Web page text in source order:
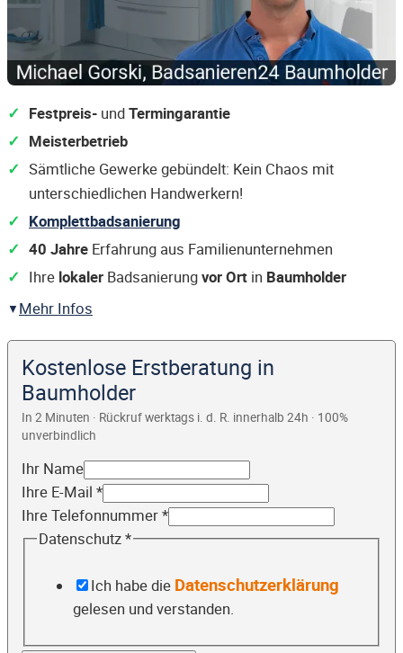
Festpreis- undTermingarantie
Meisterbetrieb
Sämtliche Gewerke gebündelt: Kein Chaos mit
unterschiedlichen Handwerkern!
Komplettbadsanierung
40 Jahre Erfahrung aus Familienunternehmen
Ihre lokaler Badsanierungvor Ort in Baumholder
Mehr Infos
Kostenlose Erstberatung in
Baumholder
In 2 Minuten · Rückruf werktags i. d. R. innerhalb 24h · 100%
unverbindlich
Ihr Name
Ihre E-Mail *
Ihre Telefonnummer*
Datenschutz*
Ich habe die Datenschutzerklärung
gelesen und verstanden.